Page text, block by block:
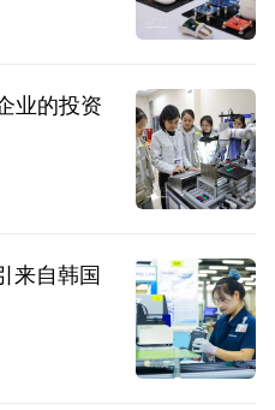
业的投资
来自韩国